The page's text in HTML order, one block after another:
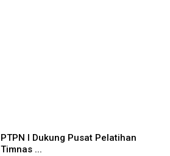
PTPN I Dukung Pusat Pelatihan
Timnas ...